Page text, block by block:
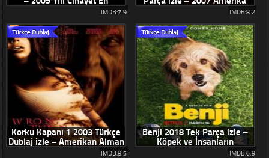
Korkunç Filmler SerisiIMDB:7.9 Efsane Korku FilmiIMDB:8.2
Korku Kapanı 1 2003 Türkçe
Dublaj izle – Amerikan Alman
Efsane Korku FilmiIMDB:8.5
Benji 2018 Tek Parça izle –
Köpek ve İnsanların
Dostluğunu Anlatan FilmIMDB:6.9